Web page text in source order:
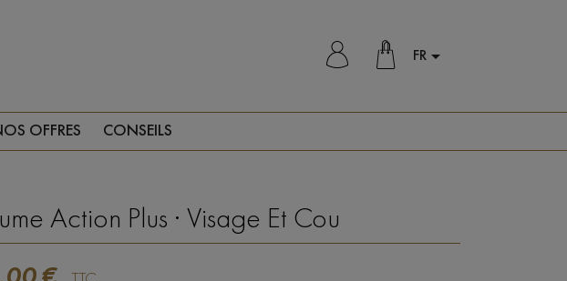
FR
OFFRES CONSEILS
Action Plus · Visage Et Cou